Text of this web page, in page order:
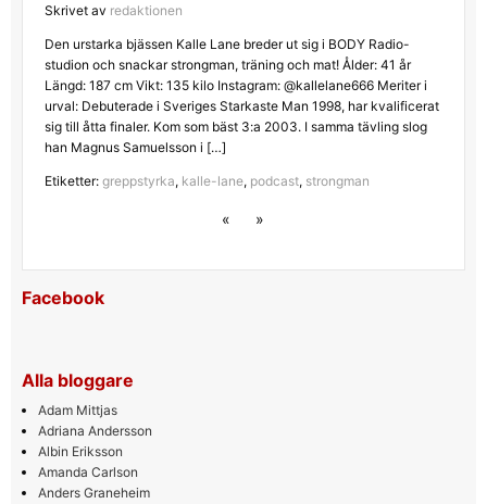
Skrivet av redaktionen
Den urstarka bjässen Kalle Lane breder ut sig i BODY Radio-
studion och snackar strongman, träning och mat! Ålder: 41 år
Längd: 187 cm Vikt: 135 kilo Instagram: @kallelane666 Meriter i
urval: Debuterade i Sveriges Starkaste Man 1998, har kvalificerat
sig till åtta finaler. Kom som bäst 3:a 2003. I samma tävling slog
han Magnus Samuelsson i […]
Etiketter: greppstyrka, kalle-lane, podcast, strongman
« »
Facebook
Alla bloggare
Adam Mittjas
Adriana Andersson
Albin Eriksson
Amanda Carlson
Anders Graneheim